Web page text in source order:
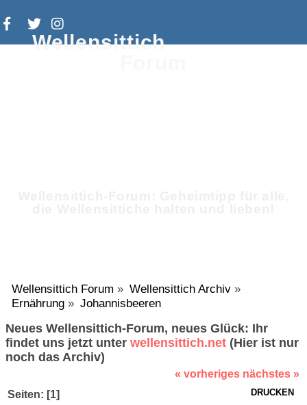
Wellensittich
Wellensittich Forum » Wellensittich Archiv»
Ernährung» Johannisbeeren
Neues Wellensittich-Forum, neues Glück: Ihr
findet uns jetzt unter wellensittich.net (Hier ist nur
noch das Archiv)
« vorheriges nächstes »
DRUCKEN
Seiten: [1]